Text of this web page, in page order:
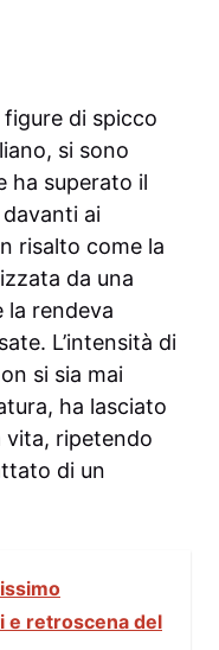
di spicco
si sono
ha superato il
ai
risalto come la
da una
la rendeva
L’intensità di
si sia mai
ha lasciato
vita, ripetendo
di un
e retroscena del